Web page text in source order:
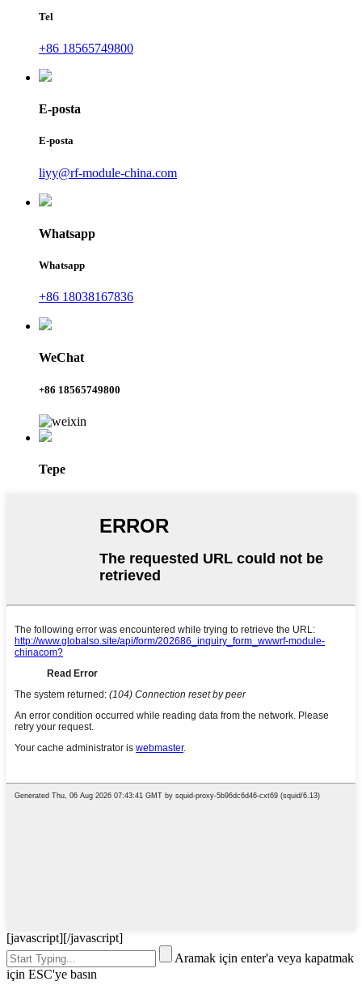
Tel
+86 18565749800
E-posta
E-posta
liyy@rf-module-china.com
Whatsapp
Whatsapp
+86 18038167836
WeChat
+86 18565749800
Tepe
[javascript][/javascript]
Aramak için enter'a veya kapatmak
için ESC'ye basın